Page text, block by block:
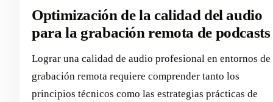
Optimización de la calidad del audio
para la grabación remota de podcasts
Lograr una calidad de audio profesional en entornos de
grabación remota requiere comprender tanto los
principios técnicos como las estrategias prácticas de